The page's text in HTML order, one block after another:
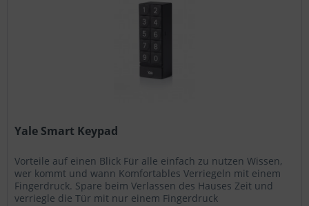
Yale Smart Keypad
Vorteile auf einen Blick Für alle einfach zu nutzen Wissen,
wer kommt und wann Komfortables Verriegeln mit einem
Fingerdruck. Spare beim Verlassen des Hauses Zeit und
verriegle die Tür mit nur einem Fingerdruck